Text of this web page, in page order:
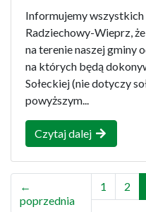
Informujemy
Radziechowy-Wieprz,
na terenie naszej gminy
na których będą
Sołeckiej (nie dotyczy
powyższym...
Czytaj dalej
←
poprzednia
1 2